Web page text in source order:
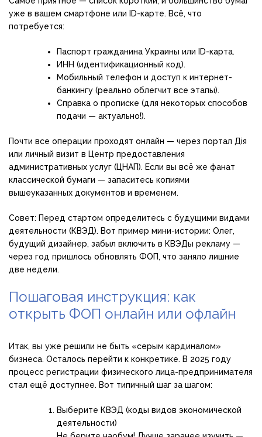
уже в вашем смартфоне или ID-карте. Всё, что
потребуется:
Паспорт гражданина Украины или ID-карта.
ИНН (идентификационный код).
Мобильный телефон и доступ к интернет-
банкингу (реально облегчит все этапы).
Справка о прописке (для некоторых способов
подачи — актуально!).
Почти все операции проходят онлайн — через портал Дія
или личный визит в Центр предоставления
административных услуг (ЦНАП). Если вы всё же фанат
классической бумаги — запаситесь копиями
вышеуказанных документов и временем.
Совет: Перед стартом определитесь с будущими видами
деятельности (КВЭД). Вот пример мини-истории: Олег,
будущий дизайнер, забыл включить в КВЭДы рекламу —
через год пришлось обновлять ФОП, что заняло лишние
две недели.
Пошаговая инструкция: как
открыть ФОП онлайн или офлайн
Итак, вы уже решили не быть «серым кардиналом»
бизнеса. Осталось перейти к конкретике. В 2025 году
процесс регистрации физического лица-предпринимателя
стал ещё доступнее. Вот типичный шаг за шагом:
Выберите КВЭД (коды видов экономической
деятельности)